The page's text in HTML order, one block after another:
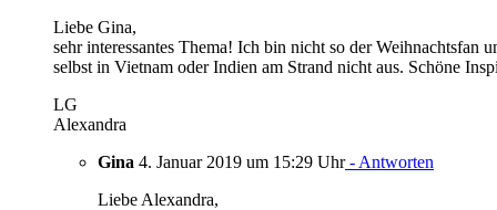
Liebe Gina,
sehr interessantes Thema! Ich bin nicht so der
selbst in Vietnam oder Indien am Strand nicht aus. Schöne
LG
Alexandra
Gina 4. Januar 2019 um 15:29 Uhr- Antworten
Liebe Alexandra,